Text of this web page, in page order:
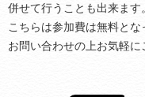
併せて行うことも出来ます。
こちらは参加費は無料とな
お問い合わせの上お気軽に